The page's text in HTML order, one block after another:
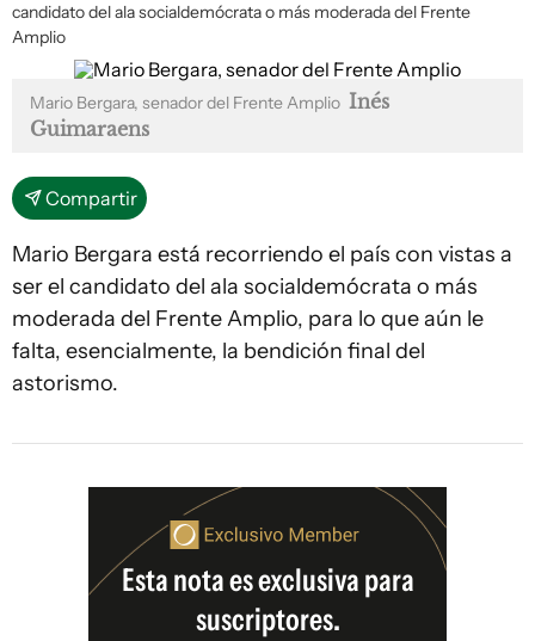
candidato del ala socialdemócrata o más moderada del Frente
Amplio
Mario Bergara, senador del Frente Amplio Inés
Guimaraens
Compartir
Mario Bergara está recorriendo el país con vistas a
ser el candidato del ala socialdemócrata o más
moderada del Frente Amplio, para lo que aún le
falta, esencialmente, la bendición final del
astorismo.
Esta nota es exclusiva para
suscriptores.